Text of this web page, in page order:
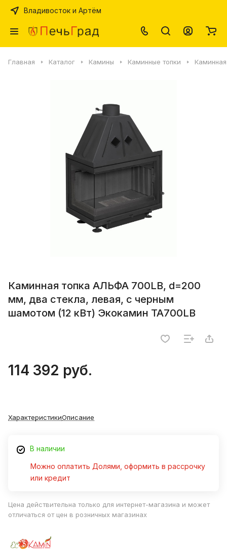
Владивосток и Артём
Главная Каталог Камины Каминные топки
Каминная топка АЛЬФА 700LB, d=200
мм, два стекла, левая, с черным
шамотом (12 кВт) Экокамин ТА700LB
114 392 руб.
ХарактеристикиОписание
В наличии
Можно оплатить Долями, оформить в рассрочку
или кредит
Цена действительна только для интернет-магазина и может
отличаться от цен в розничных магазинах